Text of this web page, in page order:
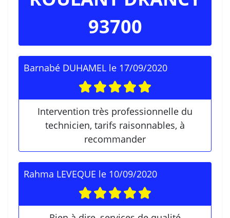
93700
Barnabé DUHAMEL le 17/09/2020
Intervention très professionnelle du
technicien, tarifs raisonnables, à
recommander
Rahma LEVEQUE le 10/09/2020